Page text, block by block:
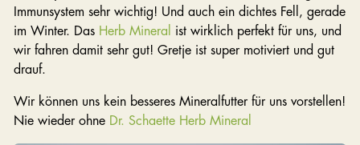
Immunsystem sehr wichtig! Und auch ein dichtes Fell, gerade
im Winter. Das Herb Mineral
ist wirklich perfekt für uns, und
wir fahren damit sehr gut! Gretje ist super motiviert und gut
drauf.
Wir können uns kein besseres Mineralfutter für uns vorstellen!
Nie wieder ohne Dr. Schaette Herb Mineral